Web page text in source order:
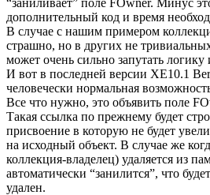
дополнительный код и время
В случае с нашим примером
страшно, но в других не
может очень сильно запутать
И вот в последней версии XE10.1
человечески нормальная
Все что нужно, это объявить поле
Такая ссылка по прежнему будет
присвоение в которую не будет
на исходный объект. В случае же
коллекция-владелец) удаляется из
автоматически “занилится”, что
удален.